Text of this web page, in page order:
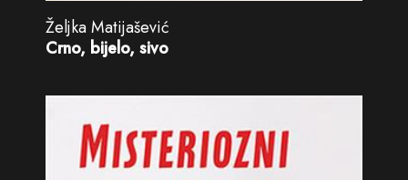
Željka Matijašević
Crno, bijelo, sivo